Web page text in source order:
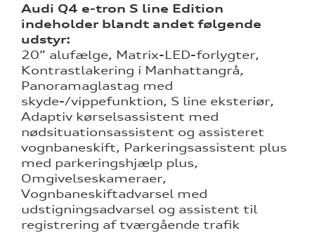
Audi Q4 e-tron S line Edition
indeholder blandt andet følgende
udstyr:
20” alufælge, Matrix-LED-forlygter,
Kontrastlakering i Manhattangrå,
Panoramaglastag med
skyde-/vippefunktion, S line eksteriør,
Adaptiv kørselsassistent med
nødsituationsassistent og assisteret
vognbaneskift, Parkeringsassistent plus
med parkeringshjælp plus,
Omgivelseskameraer,
Vognbaneskiftadvarsel med
udstigningsadvarsel og assistent til
registrering af tværgående trafik